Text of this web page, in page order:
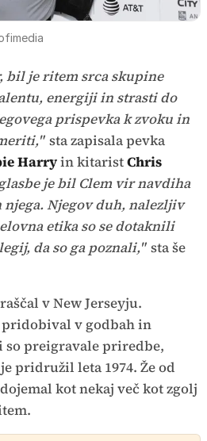
bil je ritem srca skupine
energiji in strasti do
prispevka k zvoku in
sta zapisala pevka
Harryin kitaristChris
je bil Clem vir navdiha
Njegov duh, nalezljiv
etika so se dotaknili
da so ga poznali," sta še
v New Jerseyju.
pridobival v godbah in
so preigravale priredbe,
pridružil leta 1974. Že od
kot nekaj več kot zgolj